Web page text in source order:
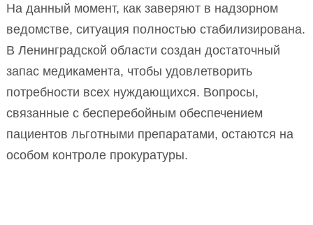
На данный момент, как заверяют в надзорном
ведомстве, ситуация полностью стабилизирована.
В Ленинградской области создан достаточный
запас медикамента, чтобы удовлетворить
потребности всех нуждающихся. Вопросы,
связанные с бесперебойным обеспечением
пациентов льготными препаратами, остаются на
особом контроле прокуратуры.